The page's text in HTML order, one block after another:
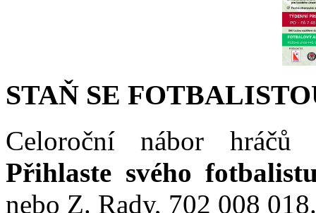
STAŇ SE
Celoroční nábor hráčů
Přihlaste svého
nebo Z. Rady, 702 008 018.